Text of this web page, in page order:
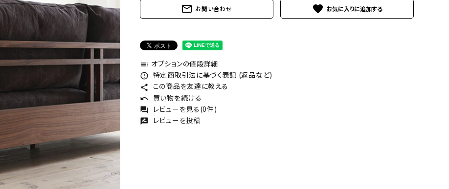
mail_outline お問い合わせ favorite
toc オプションの値段詳細
error_outline 特定商取引法に基づく表記 (返品など)
share この商品を友達に教える
undo 買い物を続ける
forum レビューを見る(0件)
rate_review レビューを投稿